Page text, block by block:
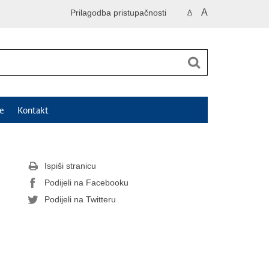
A A
Prilagodba pristupačnosti
Kontakt
Ispiši stranicu
Podijeli na Facebooku
Podijeli na Twitteru